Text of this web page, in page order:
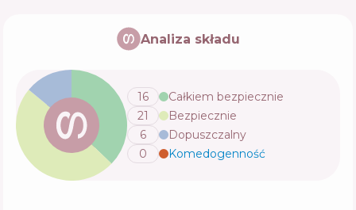
Balea med Waschgel Ultra Sensitive
Aktywne
La Roche-Posay Toleriane Foaming Gel
Skład
Aktywne
Funkcje
Analiza składu
16
Całkiem bezpiecznie
21
Bezpiecznie
6
Dopuszczalny
0
Komedogenność